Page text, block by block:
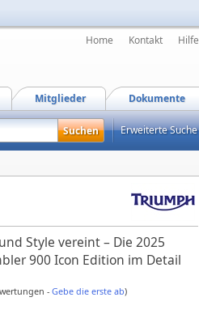
Home Kontakt Hilfe
Dokumente
Mitglieder
Erweiterte Suche
Style vereint – Die 2025
900 Icon Edition im Detail
- Gebe die erste ab)